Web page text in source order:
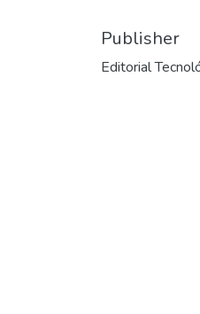
Publisher
Editorial